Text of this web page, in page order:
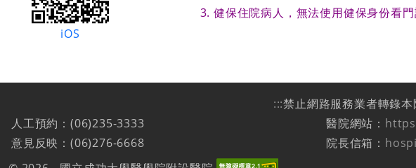
iOS
健保住院病人，無法使用健保身份看門
:::禁止網路服務業者轉錄
人工預約：(06)235-3333
意見反映：(06)276-6668
醫院網站：
院長信箱：